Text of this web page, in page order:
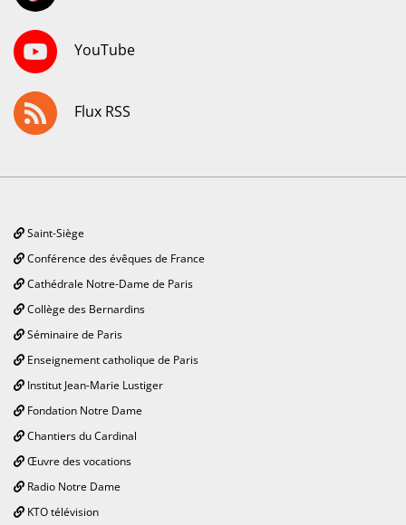
YouTube
Flux RSS
Saint-Siège
Conférence des évêques de France
Cathédrale Notre-Dame de Paris
Collège des Bernardins
Séminaire de Paris
Enseignement catholique de Paris
Institut Jean-Marie Lustiger
Fondation Notre Dame
Chantiers du Cardinal
Œuvre des vocations
Radio Notre Dame
KTO télévision